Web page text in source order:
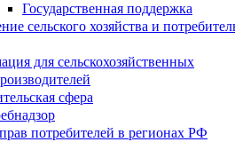
Государственная поддержка
сельского хозяйства и
для сельскохозяйственных
сфера
потребителей в регионах РФ